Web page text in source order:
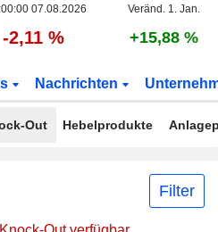
07.08.2026 Veränd. 1. Jan.
-2,11 % +15,88 %
Nachrichten
Out Hebelprodukte
Filter